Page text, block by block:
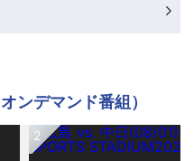
ンデマンド番組）